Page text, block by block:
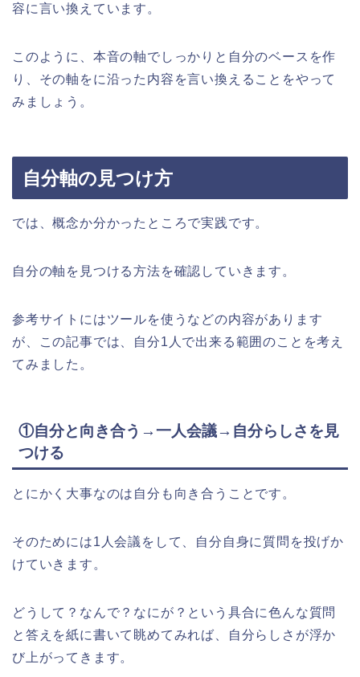
容に言い換えています。
このように、本音の軸でしっかりと自分のベースを作
り、その軸をに沿った内容を言い換えることをやって
みましょう。
自分軸の見つけ方
では、概念か分かったところで実践です。
自分の軸を見つける方法を確認していきます。
参考サイトにはツールを使うなどの内容があります
が、この記事では、自分1人で出来る範囲のことを考え
てみました。
①自分と向き合う→一人会議→自分らしさを見
つける
とにかく大事なのは自分も向き合うことです。
そのためには1人会議をして、自分自身に質問を投げか
けていきます。
どうして？なんで？なにが？という具合に色んな質問
と答えを紙に書いて眺めてみれば、自分らしさが浮か
び上がってきます。